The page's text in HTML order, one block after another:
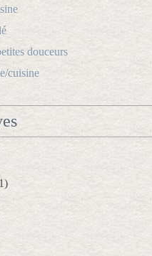
douceurs
cuisine